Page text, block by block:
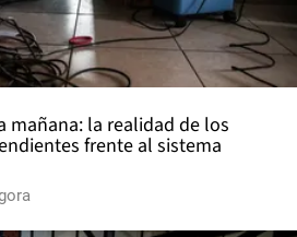
mañana: la realidad de los
frente al sistema